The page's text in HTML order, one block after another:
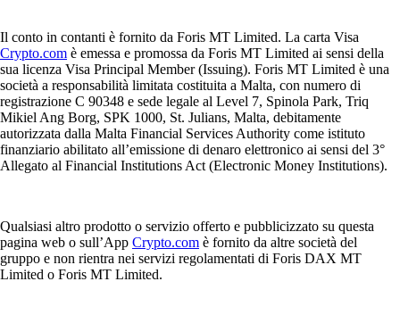
Il conto in contanti è fornito da Foris MT Limited. La carta Visa
Crypto.com è emessa e promossa da Foris MT Limited ai sensi della
sua licenza Visa Principal Member (Issuing). Foris MT Limited è una
società a responsabilità limitata costituita a Malta, con numero di
registrazione C 90348 e sede legale al Level 7, Spinola Park, Triq
Mikiel Ang Borg, SPK 1000, St. Julians, Malta, debitamente
autorizzata dalla Malta Financial Services Authority come istituto
finanziario abilitato all’emissione di denaro elettronico ai sensi del 3°
Allegato al Financial Institutions Act (Electronic Money Institutions).
Qualsiasi altro prodotto o servizio offerto e pubblicizzato su questa
pagina web o sull’App Crypto.com è fornito da altre società del
gruppo e non rientra nei servizi regolamentati di Foris DAX MT
Limited o Foris MT Limited.